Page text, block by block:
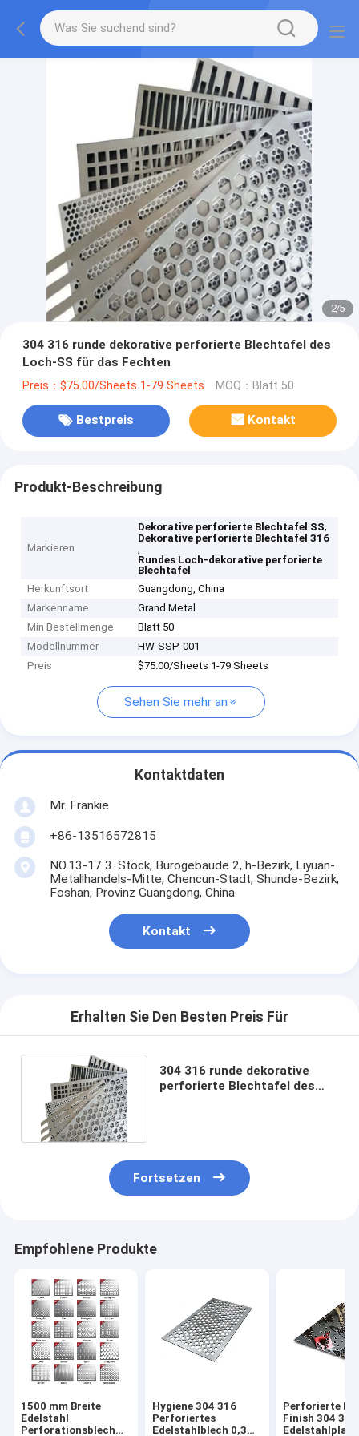
2/5
304 316 runde dekorative perforierte Blechtafel des
Loch-SS für das Fechten
Preis：$75.00/Sheets 1-79 Sheets MOQ：Blatt 50
Bestpreis Kontakt
Produkt-Beschreibung
Markieren
Dekorative perforierte Blechtafel SS,
Dekorative perforierte Blechtafel 316
,
Rundes Loch-dekorative perforierte
Blechtafel
Herkunftsort
Guangdong, China
Markenname
Grand Metal
Min Bestellmenge
Blatt 50
Modellnummer
HW-SSP-001
Preis
$75.00/Sheets 1-79 Sheets
Sehen Sie mehr an
Kontaktdaten
Mr. Frankie
+86-13516572815
NO.13-17 3. Stock, Bürogebäude 2, h-Bezirk, Liyuan-
Metallhandels-Mitte, Chencun-Stadt, Shunde-Bezirk,
Foshan, Provinz Guangdong, China
Kontakt
Erhalten Sie Den Besten Preis Für
304 316 runde dekorative
perforierte Blechtafel des
Fortsetzen
Empfohlene Produkte
1500 mm Breite
Edelstahl
Perforationsblech
Hygiene 304 316
Perforiertes
Edelstahlblech 0,3
Perforierte
Finish 304 316